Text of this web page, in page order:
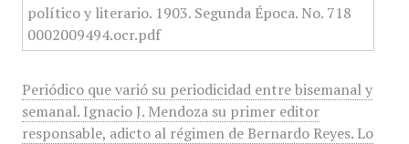
Periódico que varió su periodicidad entre bisemanal y
semanal. Ignacio J. Mendoza su primer editor
responsable, adicto al régimen de Bernardo Reyes. Lo